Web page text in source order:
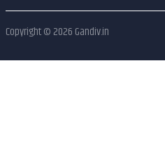
Copyright © 2026 Gandiv.in